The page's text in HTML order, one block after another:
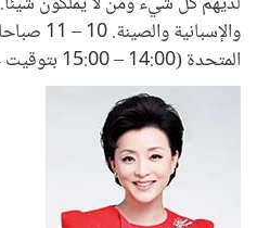
المتحدة (14:00 – 15:00 بتوقيت جرينتش) إنهاء_الفقر#